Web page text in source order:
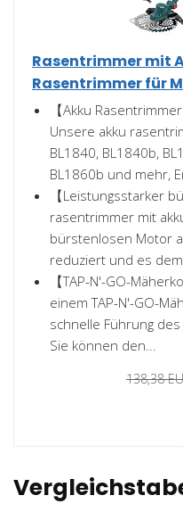
Rasentrimmer mit
Rasentrimmer für
【Akku
Unsere akku
BL1840, BL1840b,
BL1860b und mehr,
【Leistungsstarker
rasentrimmer mit
bürstenlosen Motor
reduziert und es
【TAP-N'-GO-
einem TAP-N'-GO-
schnelle Führung
Sie können den...
138,38